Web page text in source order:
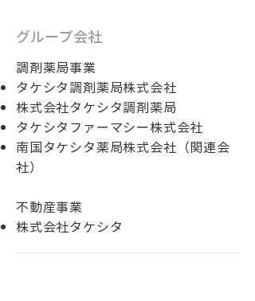
グループ会社
調剤薬局事業
タケシタ調剤薬局株式会社
株式会社タケシタ調剤薬局
タケシタファーマシー株式会社
南国タケシタ薬局株式会社（関連会
社）
​不動産事業
株式会社タケシタ